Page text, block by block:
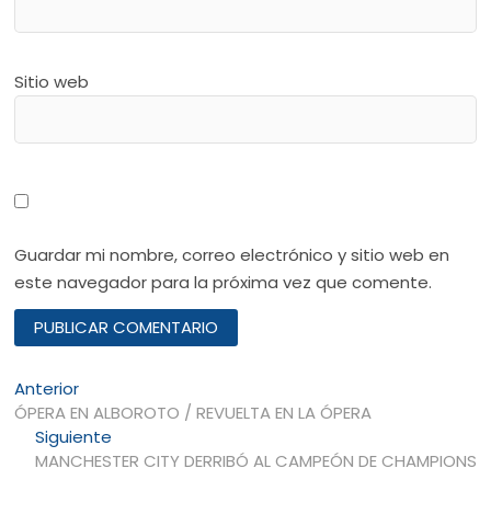
Sitio web
Guardar mi nombre, correo electrónico y sitio web en
este navegador para la próxima vez que comente.
Navegación
de
entradas
AnteriorEntrada
anterior:
ÓPERA EN ALBOROTO / REVUELTA EN LA ÓPERA
SiguienteEntrada
siguiente:
MANCHESTER CITY DERRIBÓ AL CAMPEÓN DE CHAMPIONS